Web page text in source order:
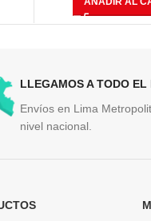
LLEGAMOS A TODO EL
Envíos en Lima
nivel nacional.